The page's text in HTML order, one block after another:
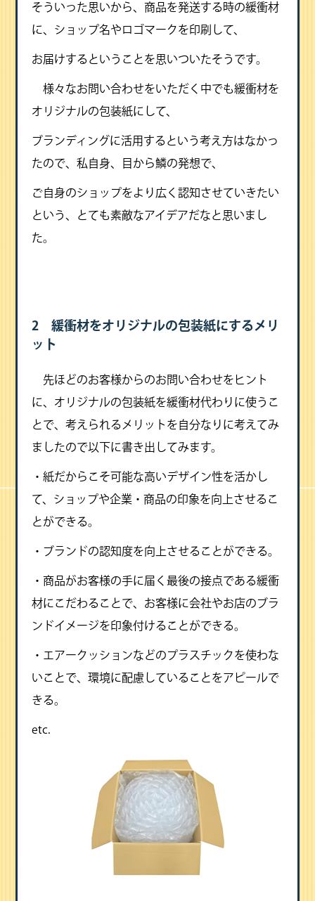
そういった思いから、商品を発送する時の緩衝材
に、ショップ名やロゴマークを印刷して、
お届けするということを思いついたそうです。
様々なお問い合わせをいただく中でも緩衝材を
オリジナルの包装紙にして、
ブランディングに活用するという考え方はなかっ
たので、私自身、目から鱗の発想で、
ご自身のショップをより広く認知させていきたい
という、とても素敵なアイデアだなと思いまし
た。
2 緩衝材をオリジナルの包装紙にするメリ
ット
先ほどのお客様からのお問い合わせをヒント
に、オリジナルの包装紙を緩衝材代わりに使うこ
とで、考えられるメリットを自分なりに考えてみ
ましたので以下に書き出してみます。
・紙だからこそ可能な高いデザイン性を活かし
て、ショップや企業・商品の印象を向上させるこ
とができる。
・ブランドの認知度を向上させることができる。
・商品がお客様の手に届く最後の接点である緩衝
材にこだわることで、お客様に会社やお店のブラ
ンドイメージを印象付けることができる。
・エアークッションなどのプラスチックを使わな
いことで、環境に配慮していることをアピールで
きる。
etc.